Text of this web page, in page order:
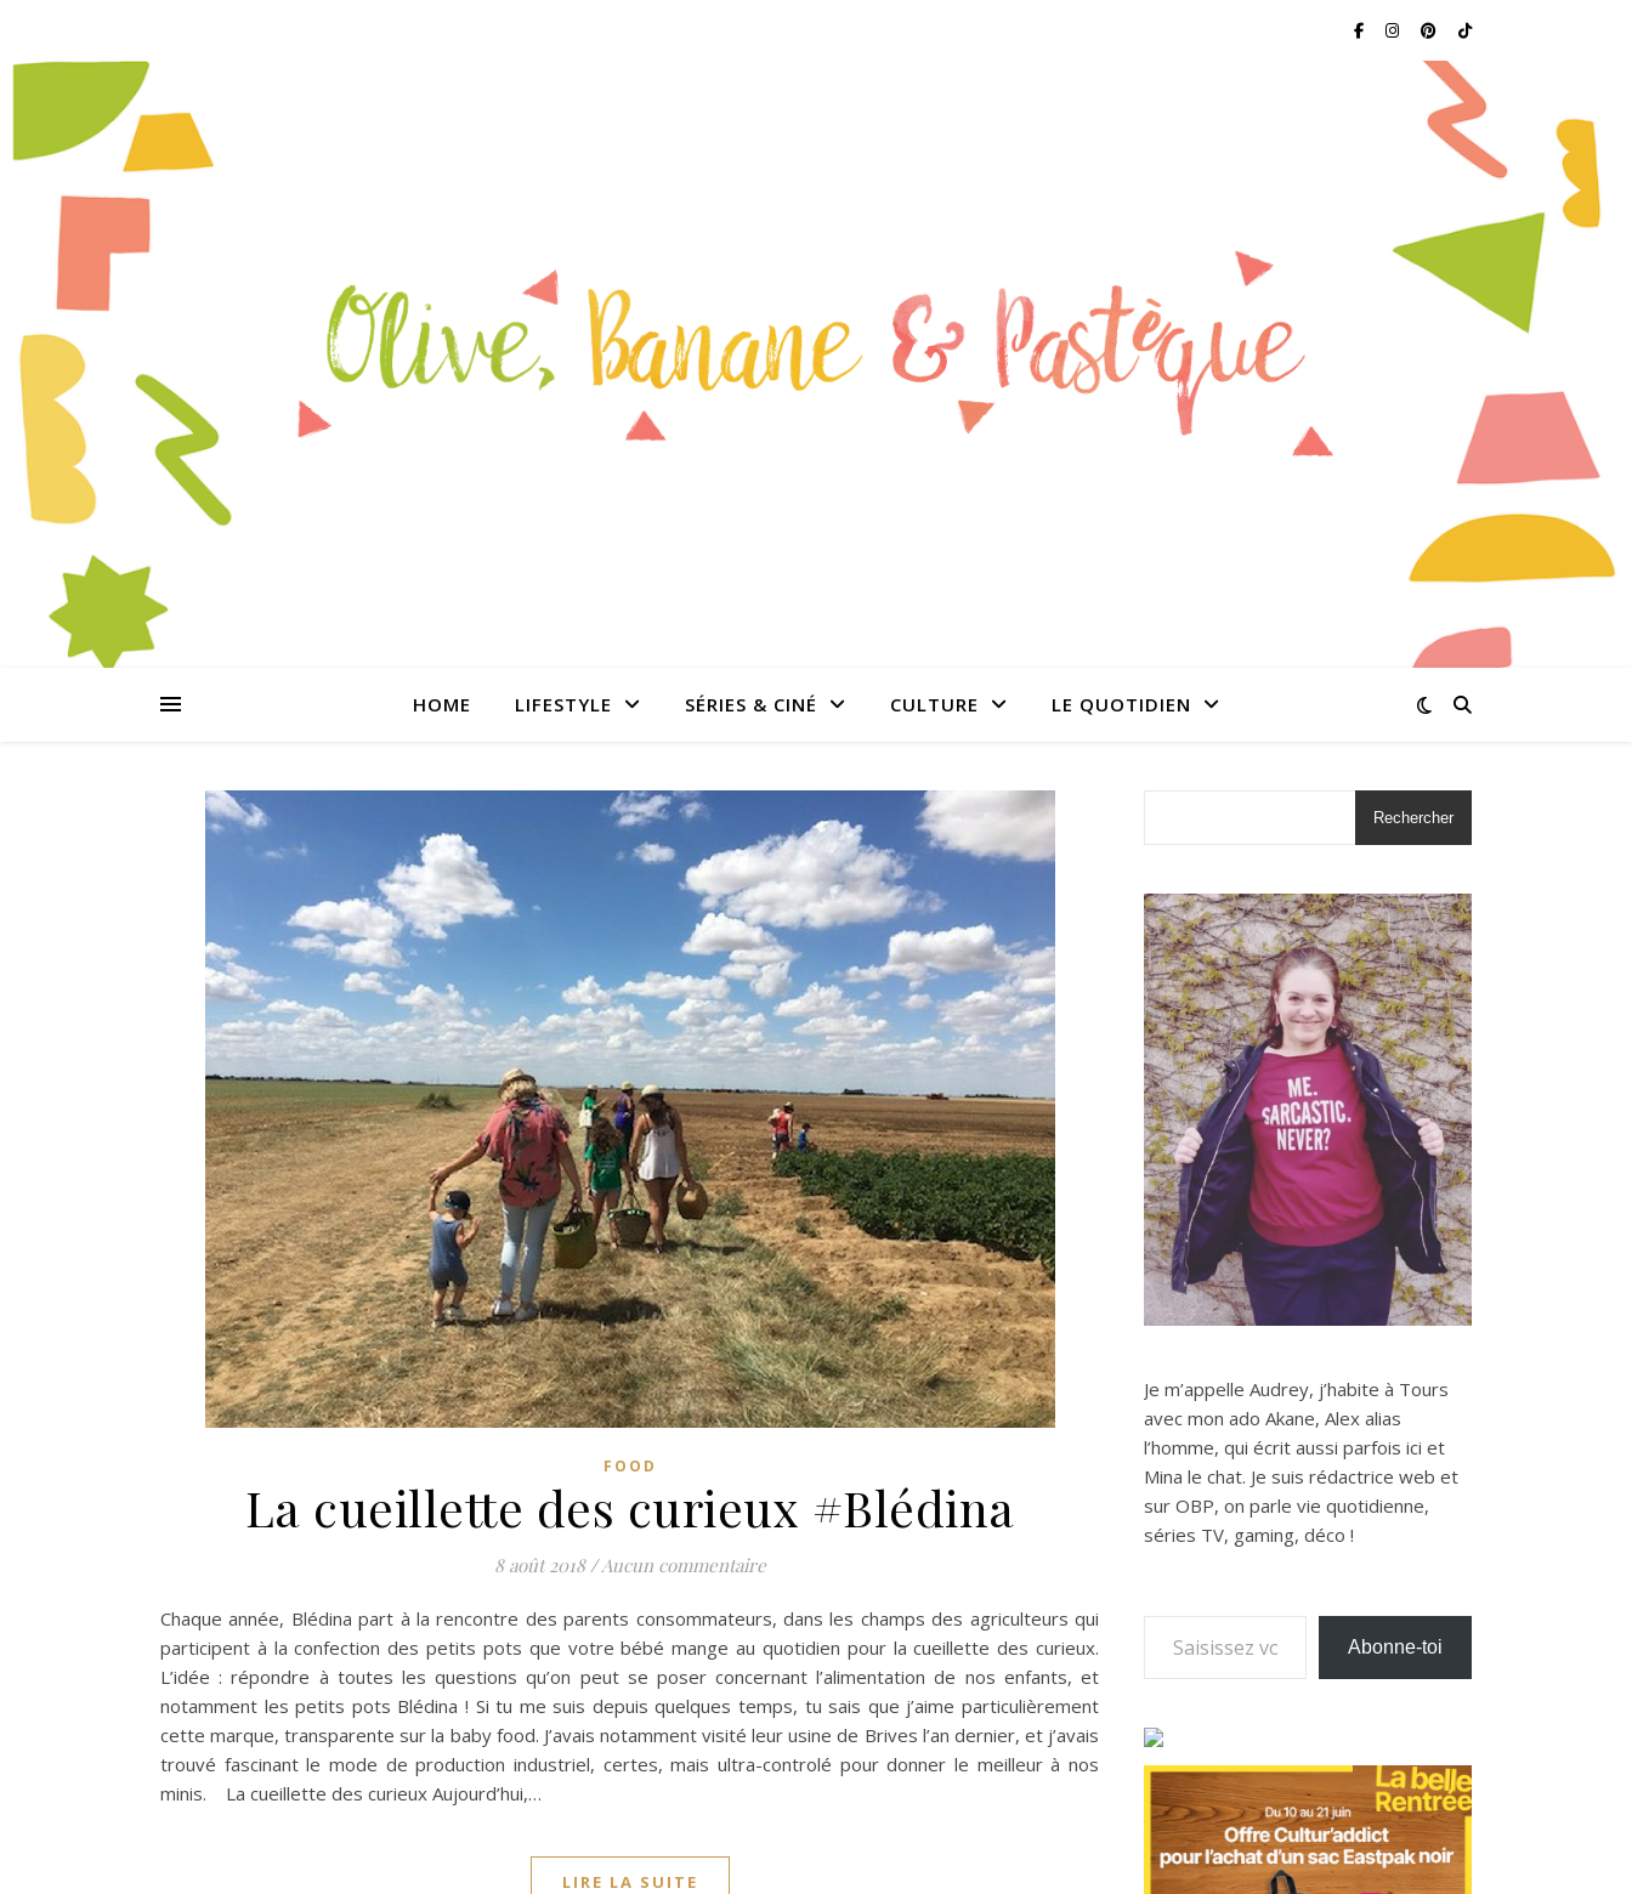
HOME LIFESTYLE SÉRIES & CINÉ CULTURE LE QUOTIDIEN
FOOD
La cueillette des curieux #Blédina
8 août 2018 /Aucun commentaire
Chaque année, Blédina part à la rencontre des parents consommateurs, dans les champs des agriculteurs qui
participent à la confection des petits pots que votre bébé mange au quotidien pour la cueillette des curieux.
L’idée : répondre à toutes les questions qu’on peut se poser concernant l’alimentation de nos enfants, et
notamment les petits pots Blédina ! Si tu me suis depuis quelques temps, tu sais que j’aime particulièrement
cette marque, transparente sur la baby food. J’avais notamment visité leur usine de Brives l’an dernier, et j’avais
trouvé fascinant le mode de production industriel, certes, mais ultra-controlé pour donner le meilleur à nos
minis. La cueillette des curieux Aujourd’hui,…
LIRE LA SUITE
Rechercher
Je m’appelle Audrey, j’habite à Tours
avec mon ado Akane, Alex alias
l’homme, qui écrit aussi parfois ici et
Mina le chat. Je suis rédactrice web et
sur OBP, on parle vie quotidienne,
séries TV, gaming, déco !
Saisissez votre adresse e-mail…
Abonne-toi